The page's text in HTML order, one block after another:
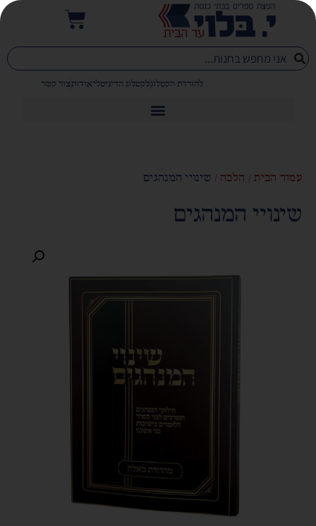
להורדת הקטלוגלקטלוג הדיגיטליאודותצור קשר
עמוד הבית/ הלכה / שינויי המנהגים
שינויי המנהגים